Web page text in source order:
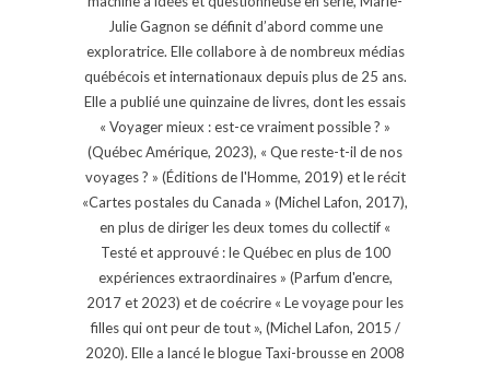
Julie Gagnon se définit d’abord comme une
exploratrice. Elle collabore à de nombreux médias
québécois et internationaux depuis plus de 25 ans.
Elle a publié une quinzaine de livres, dont les essais
« Voyager mieux : est-ce vraiment possible ? »
(Québec Amérique, 2023), « Que reste-t-il de nos
voyages ? » (Éditions de l'Homme, 2019) et le récit
«Cartes postales du Canada » (Michel Lafon, 2017),
en plus de diriger les deux tomes du collectif «
Testé et approuvé : le Québec en plus de 100
expériences extraordinaires » (Parfum d'encre,
2017 et 2023) et de coécrire « Le voyage pour les
filles qui ont peur de tout », (Michel Lafon, 2015 /
2020). Elle a lancé le blogue Taxi-brousse en 2008